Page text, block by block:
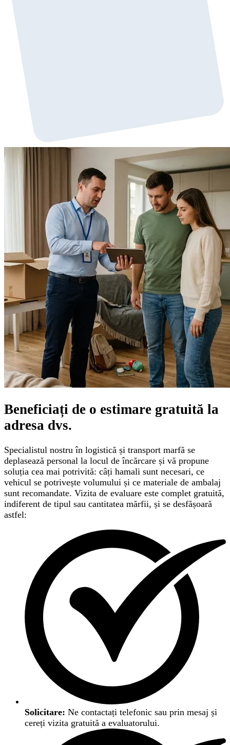
Beneficiați de o estimare gratuită la
adresa dvs.
Specialistul nostru în logistică și transport marfă se
deplasează personal la locul de încărcare și vă propune
soluția cea mai potrivită: câți hamali sunt necesari, ce
vehicul se potrivește volumului și ce materiale de ambalaj
sunt recomandate. Vizita de evaluare este complet gratuită,
indiferent de tipul sau cantitatea mărfii, și se desfășoară
astfel:
Solicitare: Ne contactați telefonic sau prin mesaj și
cereți vizita gratuită a evaluatorului.